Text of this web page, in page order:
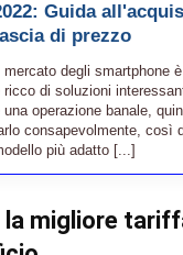
Guida
di prezzo
Il mercato degli smartphone
ricco di soluzioni
una operazione banale,
consapevolmente, così
più adatto [...]
la migliore